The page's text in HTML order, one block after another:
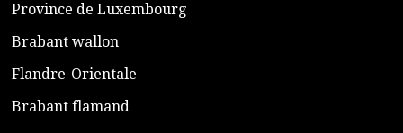
​Province de Luxembourg
​Brabant wallon
​Flandre-Orientale
​Brabant flamand